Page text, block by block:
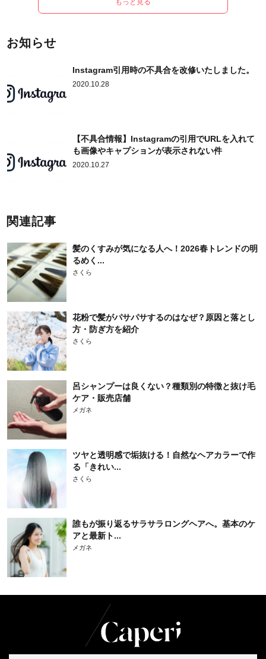
お知らせ
Instagram引用時の不具合を改修いたしました。
2020.10.28
【不具合情報】Instagramの引用でURLを入れて
も画像やキャプションが表示されない件
2020.10.27
関連記事
髪のくすみが気になる人へ！2026春トレンドの明
るめく...
さくら
花粉で髪がパサパサするのはなぜ？原因と落とし
方・防ぎ方を紹介
さくら
呂シャンプーは良くない？種類別の特徴と抜け毛
ケア・販売店舗
メガネ
ツヤと透明感で垢抜ける！自然なヘアカラーで作
る「きれい...
さくら
誰もが振り返るサラサラロングヘアへ。基本のケ
アと最新ト...
メガネ